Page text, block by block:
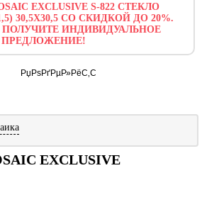
EXCLUSIVE S-822 СТЕКЛО
30,5X30,5 СО СКИДКОЙ ДО 20%.
ИНДИВИДУАЛЬНОЕ
ПРЕДЛОЖЕНИЕ!
EXCLUSIVE